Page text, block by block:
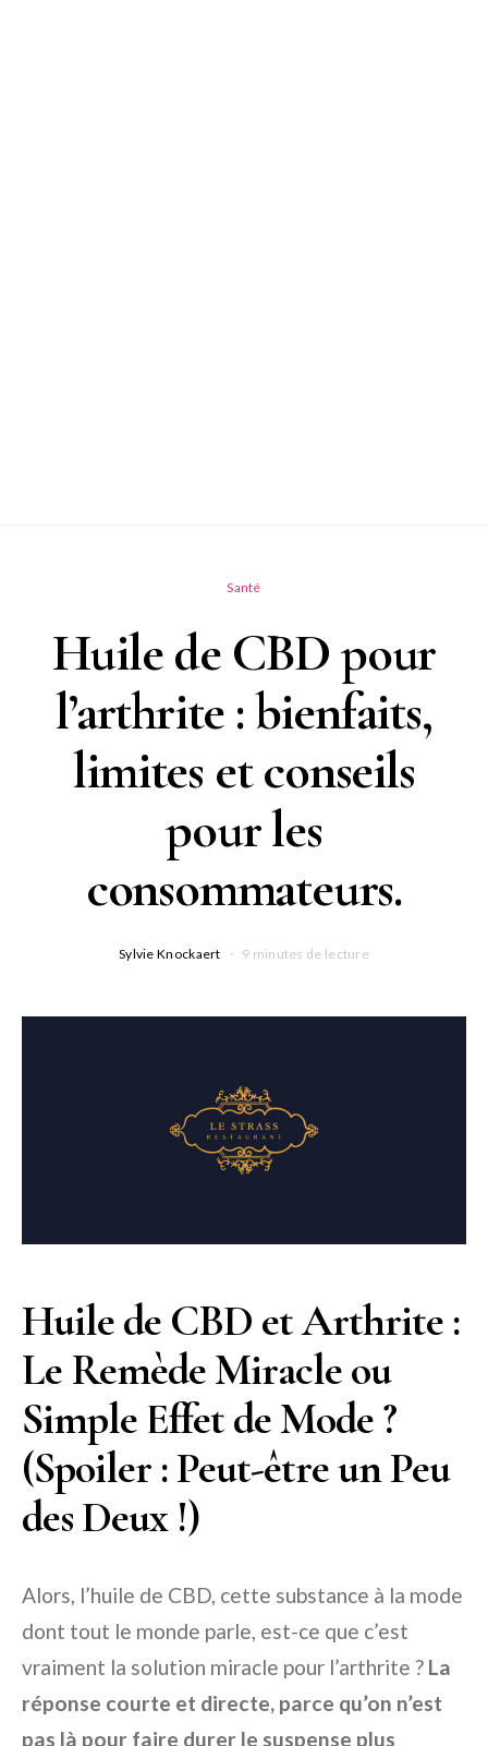
Santé
Huile de CBD pour
l’arthrite : bienfaits,
limites et conseils
pour les
consommateurs.
Sylvie Knockaert 9 minutes de lecture
Huile de CBD et Arthrite :
Le Remède Miracle ou
Simple Effet de Mode ?
(Spoiler : Peut-être un Peu
des Deux !)
Alors, l’huile de CBD, cette substance à la mode
dont tout le monde parle, est-ce que c’est
vraiment la solution miracle pour l’arthrite ? La
réponse courte et directe, parce qu’on n’est
pas là pour faire durer le suspense plus